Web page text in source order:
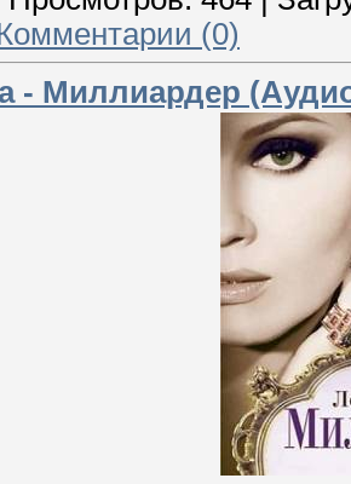
(0)
- Миллиардер